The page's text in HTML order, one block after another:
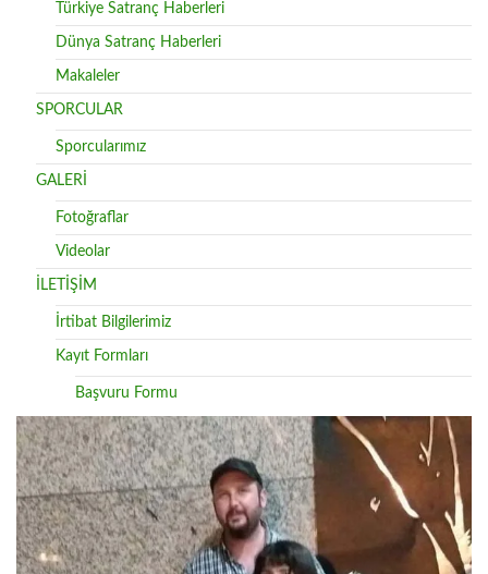
Türkiye Satranç Haberleri
Dünya Satranç Haberleri
Makaleler
SPORCULAR
Sporcularımız
GALERİ
Fotoğraflar
Videolar
İLETİŞİM
İrtibat Bilgilerimiz
Kayıt Formları
Başvuru Formu